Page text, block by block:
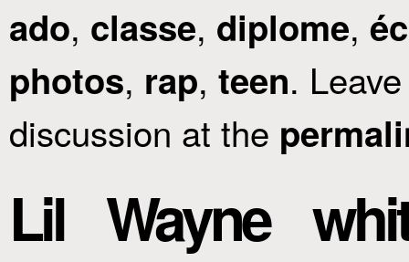
ado, classe, diplome,
photos, rap, teen.
discussion at the
Lil Wayne